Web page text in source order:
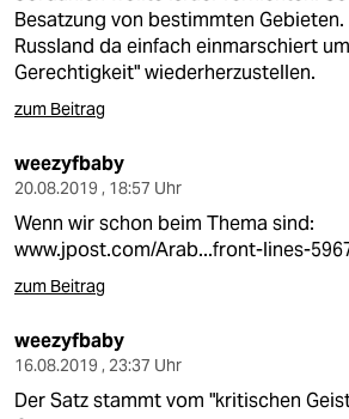
Besatzung von bestimmten
Russland da einfach einmarschiert
Gerechtigkeit" wiederherzustellen.
zum Beitrag
weezyfbaby
20.08.2019 , 18:57 Uhr
Wenn wir schon beim Thema sind:
www.jpost.com/Arab...front-lines-
zum Beitrag
weezyfbaby
16.08.2019 , 23:37 Uhr
Der Satz stammt vom "kritischen